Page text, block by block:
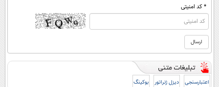
* کد امنیتی
اعتبارسنجی دیزل ژنراتور بوکینگ